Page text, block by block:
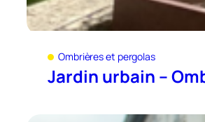
Ombrières et pergolas
Jardin urbain –